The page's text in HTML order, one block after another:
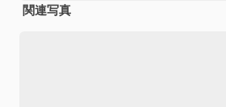
関連写真